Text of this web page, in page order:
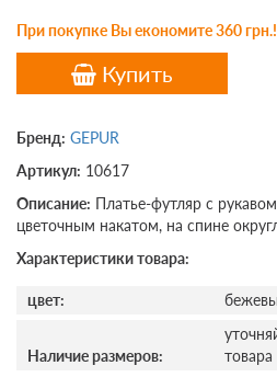
При покупке Вы економите 360 грн.!
Купить
Бренд: GEPUR
Артикул: 10617
Описание: Платье-футляр с
цветочным накатом, на спине
Характеристики товара:
цвет:
Наличие размеров:
товара